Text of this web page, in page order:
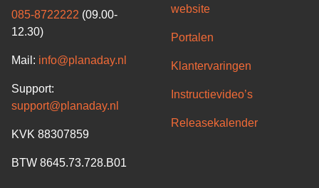
085-8722222 (09.00-
12.30)
Mail: info@planaday.nl
Support:
support@planaday.nl
KVK 88307859
BTW 8645.73.728.B01
website
Portalen
Klantervaringen
Instructievideo’s
Releasekalender